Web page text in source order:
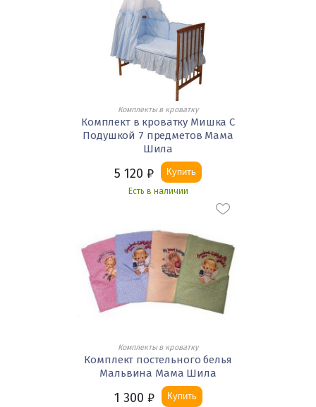
Комплекты в кроватку
Комплект в кроватку Мишка С
Подушкой 7 предметов Мама
Шила
5 120 ₽ Купить
Есть в наличии
Комплекты в кроватку
Комплект постельного белья
Мальвина Мама Шила
1 300 ₽ Купить